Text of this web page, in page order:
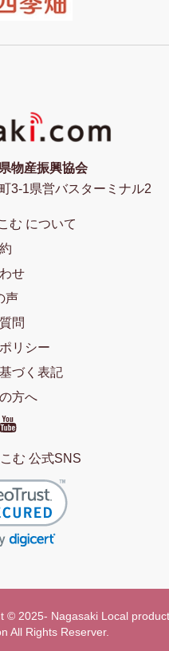
物産振興協会
3-1県営バスターミナル2
む について
せ
声
問
リシー
づく表記
方へ
む 公式SNS
2025- Nagasaki Local
All Rights Reserver.